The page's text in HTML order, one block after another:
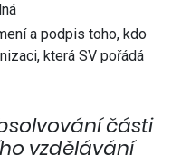
a podpis toho, kdo
která SV pořádá
části
vzdělávání